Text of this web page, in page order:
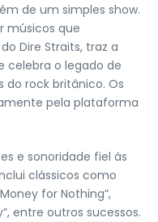
de um simples show.
músicos que
Dire Straits, traz a
celebra o legado de
rock britânico. Os
pela plataforma
e sonoridade fiel às
clássicos como
for Nothing”,
entre outros sucessos.